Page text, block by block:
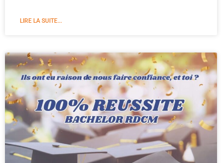
LIRE LA SUITE...